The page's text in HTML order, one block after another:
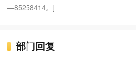
—85258414。]
部门回复